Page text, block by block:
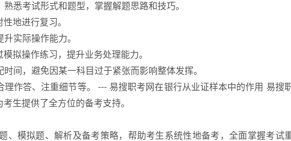
悉考试形式和题型，掌握解题思路和技巧。
地进行复习。
实际操作能力。
拟操作练习，提升业务处理能力。
间，避免因某一科目过于紧张而影响整体发挥。
作答、注重细节等。 --- 易搜职考网在银行从业证样本中的作用 易搜
生提供了全方位的备考支持。
、模拟题、解析及备考策略，帮助考生系统性地备考，全面掌握考试